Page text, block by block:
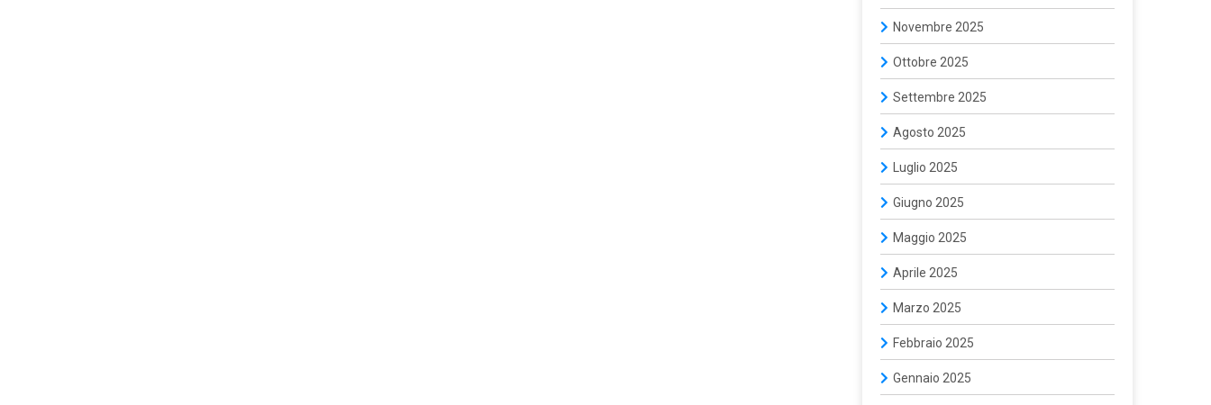
Novembre 2025
Ottobre 2025
Settembre 2025
Agosto 2025
Luglio 2025
Giugno 2025
Maggio 2025
Aprile 2025
Marzo 2025
Febbraio 2025
Gennaio 2025